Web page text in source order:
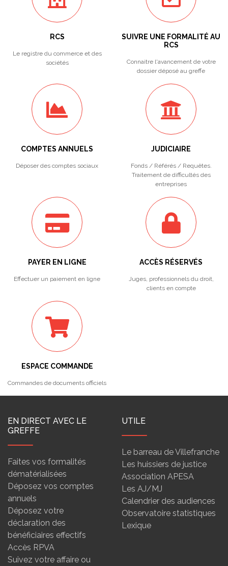
RCS
Le registre du commerce et des
sociétés
SUIVRE UNE FORMALITÉ AU
RCS
Connaitre l'avancement de votre
dossier déposé au greffe
COMPTES ANNUELS
Déposer des comptes sociaux
JUDICIAIRE
Fonds / Référés / Requêtes.
Traitement de difficultés des
entreprises
PAYER EN LIGNE
Effectuer un paiement en ligne
ACCÈS RÉSERVÉS
Juges, professionnels du droit,
clients en compte
ESPACE COMMANDE
Commandes de documents officiels
EN DIRECT AVEC LE
GREFFE
Faites vos formalités
dématérialisées
Déposez vos comptes
annuels
Déposez votre
déclaration des
bénéficiaires effectifs
Accès RPVA
Suivez votre affaire ou
UTILE
Le barreau de Villefranche
Les huissiers de justice
Association APESA
Les AJ/MJ
Calendrier des audiences
Observatoire statistiques
Lexique